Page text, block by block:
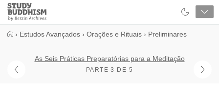
Close
Study
Buddhism
› Estudos Avançados › Orações e Rituais › Preliminares
As Seis Práticas Preparatórias para a Meditação
PARTE 3 DE 5